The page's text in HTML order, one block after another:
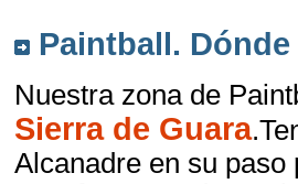
Paintball.
Nuestra zona de
Sierra de Guara
Alcanadre en su paso